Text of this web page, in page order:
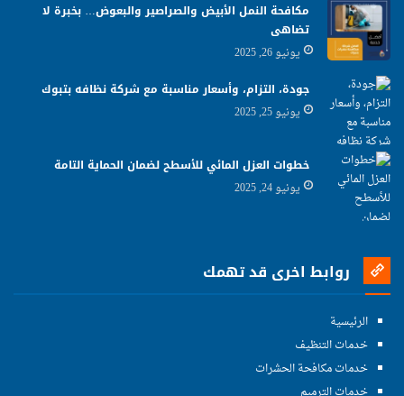
مكافحة النمل الأبيض والصراصير والبعوض… بخبرة لا
تضاهى
يونيو 26, 2025
جودة، التزام، وأسعار مناسبة مع شركة نظافه بتبوك
يونيو 25, 2025
خطوات العزل المائي للأسطح لضمان الحماية التامة
يونيو 24, 2025
روابط اخرى قد تهمك
الرئيسية
خدمات التنظيف
خدمات مكافحة الحشرات